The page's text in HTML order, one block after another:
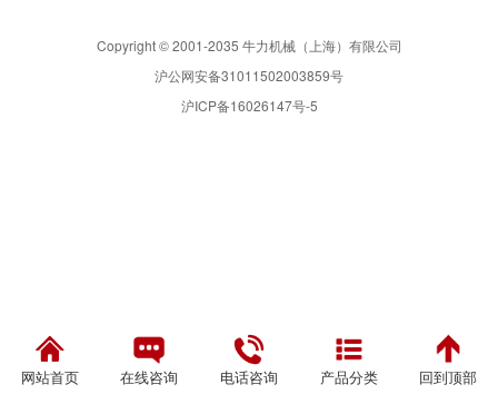
Copyright © 2001-2035 牛力机械（上海）有限公司
沪公网安备31011502003859号
沪ICP备16026147号-5
网站首页 在线咨询 电话咨询 产品分类 回到顶部